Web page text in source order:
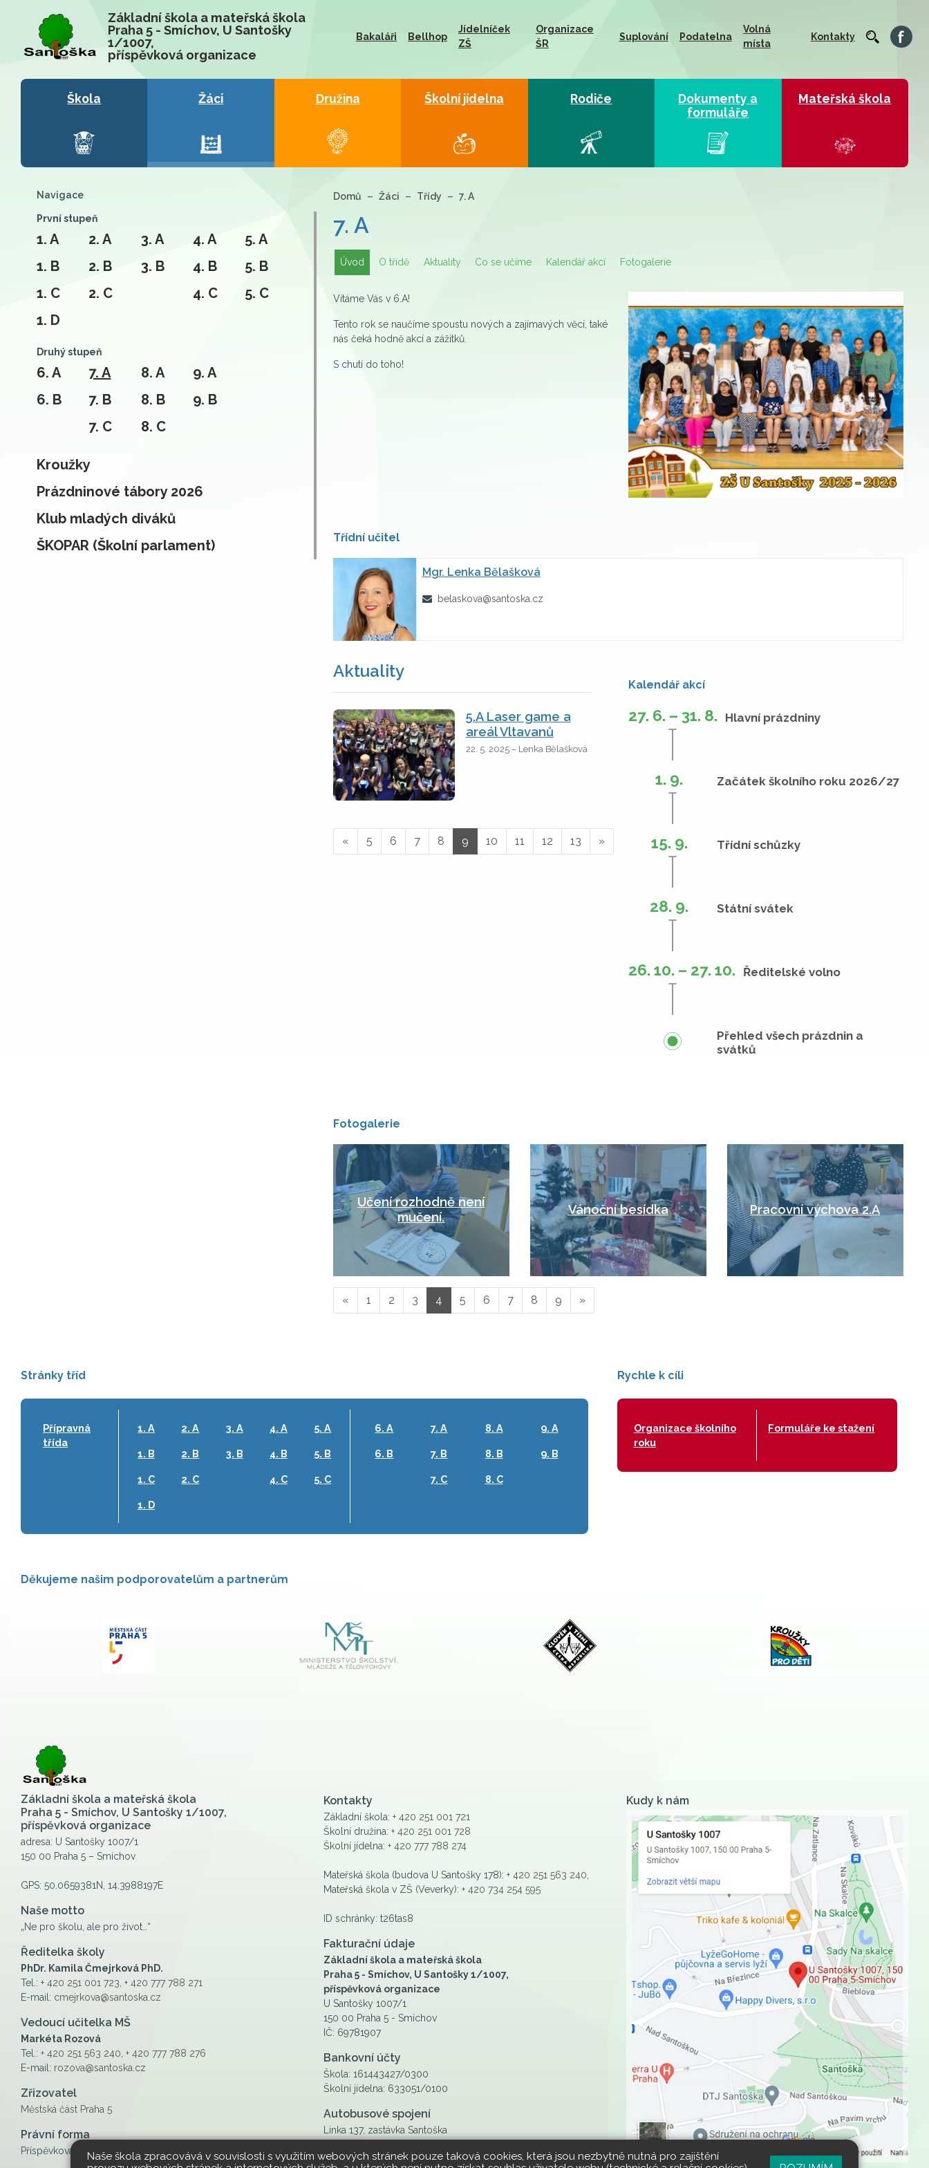
Základní škola a mateřská škola
Praha 5 - Smíchov, U Santošky
1/1007,
příspěvková organizace
Bakaláři Bellhop
Jídelníček
ZŠ
Organizace
ŠR
Suplování Podatelna
Volná
místa
Kontakty
Škola Žáci Družina Školní jídelna Rodiče
Dokumenty a
formuláře
Mateřská škola
Navigace
První stupeň
1. A
1. B
1. C
1. D
2. A
2. B
2. C
3. A
3. B
4. A
4. B
4. C
5. A
5. B
5. C
Druhý stupeň
6. A
6. B
7. A
7. B
7. C
8. A
8. B
8. C
9. A
9. B
Kroužky
Prázdninové tábory 2026
Klub mladých diváků
ŠKOPAR (Školní parlament)
Domů Žáci Třídy 7. A
7. A
Úvod O třídě Aktuality Co se učíme Kalendář akcí Fotogalerie
Vítáme Vás v 6.A!
Tento rok se naučíme spoustu nových a zajímavých věcí, také
nás čeká hodně akcí a zážitků.
S chutí do toho!
Třídní učitel
Mgr. Lenka Bělašková
belaskova@santoska.cz
Aktuality
5.A Laser game a
areál Vltavanů
22. 5. 2025 – Lenka Bělašková
« 5 6 7 8 9 10 11 12 13 »
Kalendář akcí
27. 6. – 31. 8. Hlavní prázdniny
1. 9. Začátek školního roku 2026/27
15. 9. Třídní schůzky
28. 9. Státní svátek
26. 10. – 27. 10. Ředitelské volno
Přehled všech prázdnin a
svátků
Fotogalerie
Učení rozhodně není
mučení.
Vánoční besídka Pracovní výchova 2.A
« 1 2 3 4 5 6 7 8 9 »
Stránky tříd
Přípravná
třída
1. A
1. B
1. C
1. D
2. A
2. B
2. C
3. A
3. B
4. A
4. B
4. C
5. A
5. B
5. C
6. A
6. B
7. A
7. B
7. C
8. A
8. B
8. C
9. A
9. B
Rychle k cíli
Organizace školního
roku
Formuláře ke stažení
Děkujeme našim podporovatelům a partnerům
Základní škola a mateřská škola
Praha 5 - Smíchov, U Santošky 1/1007,
příspěvková organizace
adresa: U Santošky 1007/1
150 00 Praha 5 – Smíchov
GPS: 50.0659381N, 14.3988197E
Naše motto
„Ne pro školu, ale pro život…“
Ředitelka školy
PhDr. Kamila Čmejrková PhD.
Tel.: + 420 251 001 723 + 420 777 788 271
E-mail: cmejrkova@santoska.cz
Vedoucí učitelka MŠ
Markéta Rozová
Tel.: + 420 251 563 240 + 420 777 788 276
E-mail: rozova@santoska.cz
Zřizovatel
Městská část Praha 5
Právní forma
Příspěvková organizace
Kontakty
Základní škola: + 420 251 001 721
Školní družina: + 420 251 001 728
Školní jídelna: + 420 777 788 274
Mateřská škola (budova U Santošky 178): + 420 251 563 240
Mateřská škola v ZŠ (Veverky): + 420 734 254 595
ID schránky: t26tas8
Fakturační údaje
Základní škola a mateřská škola
Praha 5 - Smíchov, U Santošky 1/1007,
příspěvková organizace
U Santošky 1007/1
150 00 Praha 5 - Smíchov
IČ: 69781907
Bankovní účty
Škola: 161443427/0300
Školní jídelna: 633051/0100
Autobusové spojení
Linka 137, zastávka Santoška
Kudy k nám
Naše škola zpracovává v souvislosti s využitím webových stránek pouze taková cookies, která jsou nezbytně nutná pro zajištění